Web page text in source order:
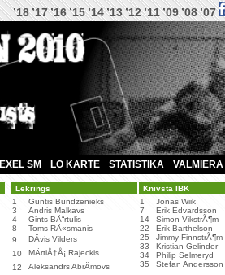
’18’17’16’15’14’13’12’11’09’08’07
EXEL SM LO KARTE STATISTIKA VALMIERA
Lekrings
Knivsta IBK
1
Guntis Bundzenieks
3
Andris Malkavs
4
Gints BÄ“rtulis
8
Toms RÄ«smanis
9
DÄvis Vilders
10
MÄrtiÅ†Å¡ Rajeckis
12
Aleksandrs AbrÄmovs
1
Jonas Wiik
7
Erik Edvardsson
14
Simon VikstrÃ¶m
22
Erik Barthelson
25
Jimmy FinnstrÃ¶m
33
Kristian Gelinder
34
Philip Selmeryd
35
Stefan Andersson